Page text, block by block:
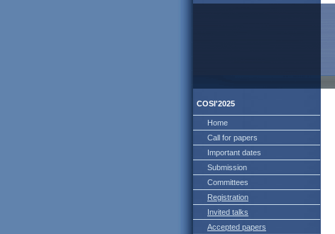
COSI'2025
Home
Call for papers
Important dates
Submission
Committees
Registration
Invited talks
Accepted papers